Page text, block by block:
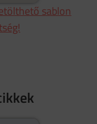
sablon